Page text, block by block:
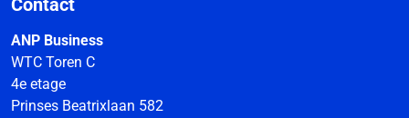
Contact
ANP Business
WTC Toren C
4e etage
Prinses Beatrixlaan 582